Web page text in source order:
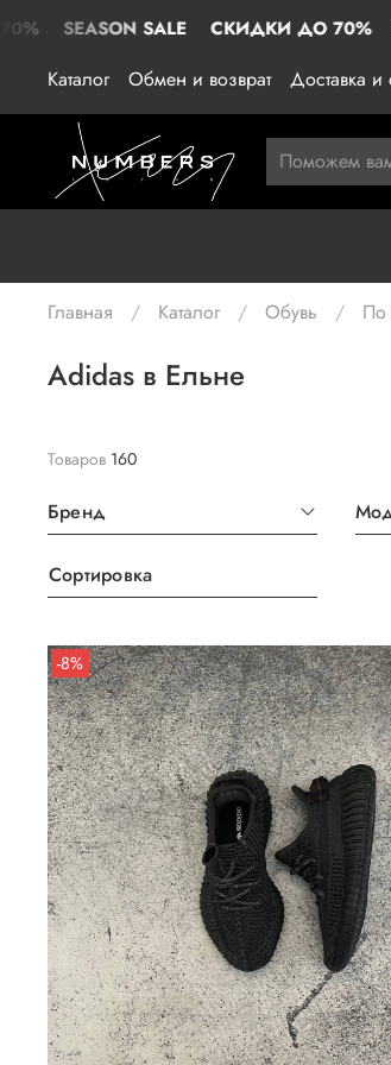
SALE СКИДКИ ДО 70% SEASON
Каталог Обмен и возврат Доставка и
Главная Каталог Обувь По
Adidas в Ельне
Товаров 160
Сортировка
Бренд
-8%